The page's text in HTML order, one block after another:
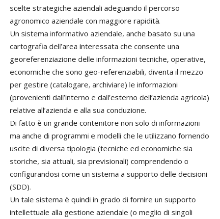
scelte strategiche aziendali adeguando il percorso
agronomico aziendale con maggiore rapidità.
Un sistema informativo aziendale, anche basato su una
cartografia dell’area interessata che consente una
georeferenziazione delle informazioni tecniche, operative,
economiche che sono geo-referenziabili, diventa il mezzo
per gestire (catalogare, archiviare) le informazioni
(provenienti dall’interno e dall’esterno dell’azienda agricola)
relative all’azienda e alla sua conduzione.
Di fatto è un grande contenitore non solo di informazioni
ma anche di programmi e modelli che le utilizzano fornendo
uscite di diversa tipologia (tecniche ed economiche sia
storiche, sia attuali, sia previsionali) comprendendo o
configurandosi come un sistema a supporto delle decisioni
(SDD).
Un tale sistema è quindi in grado di fornire un supporto
intellettuale alla gestione aziendale (o meglio di singoli